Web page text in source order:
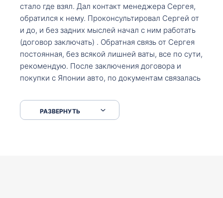
стало где взял. Дал контакт менеджера Сергея,
обратился к нему. Проконсультировал Сергей от
и до, и без задних мыслей начал с ним работать
(договор заключать) . Обратная связь от Сергея
постоянная, без всякой лишней ваты, все по сути,
рекомендую. После заключения договора и
покупки с Японии авто, по документам связалась
что заполнить, куда зайти, образцы и т.д. После
приехал за авто. Меня тепло встретили Сергей с
РАЗВЕРНУТЬ